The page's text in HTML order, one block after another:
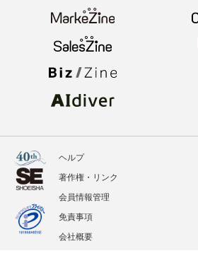
ヘルプ
著作権・リンク
会員情報管理
免責事項
会社概要